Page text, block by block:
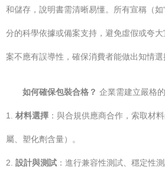
和儲存，說明書需清晰易懂。所有宣稱（如
分的科學依據或備案支持，避免虛假或夸
案不應有誤導性，確保消費者能做出知情選
如何確保包裝合格？ 企業需建立嚴格
1. 材料選擇 ：與合規供應商合作，索取材
屬、塑化劑含量）。
2. 設計與測試 ：進行兼容性測試、穩定性